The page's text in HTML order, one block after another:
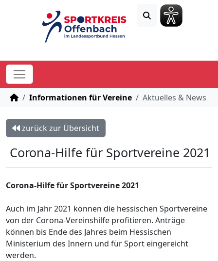
STARTSEITE
Informationen für Vereine Aktuelles & News
zurück zur Übersicht
Corona-Hilfe für Sportvereine 2021
Corona-Hilfe für Sportvereine 2021
Auch im Jahr 2021 können die hessischen Sportvereine
von der Corona-Vereinshilfe profitieren. Anträge
können bis Ende des Jahres beim Hessischen
Ministerium des Innern und für Sport eingereicht
werden.